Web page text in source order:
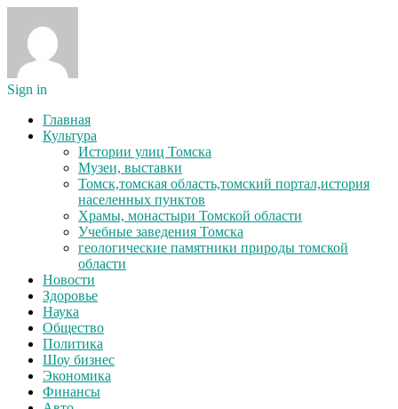
Sign in
Главная
Культура
Истории улиц Томска
Музеи, выставки
Томск,томская область,томский портал,история
населенных пунктов
Храмы, монастыри Томской области
Учебные заведения Томска
геологические памятники природы томской
области
Новости
Здоровье
Наука
Общество
Политика
Шоу бизнес
Экономика
Финансы